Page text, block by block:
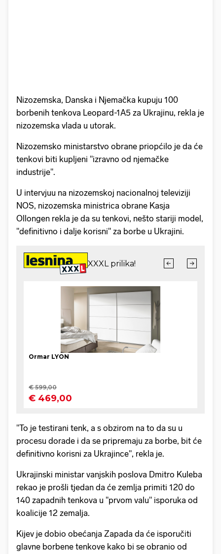
Nizozemska, Danska i Njemačka kupuju 100
borbenih tenkova Leopard-1A5 za Ukrajinu, rekla je
nizozemska vlada u utorak.
Nizozemsko ministarstvo obrane priopćilo je da će
tenkovi biti kupljeni "izravno od njemačke
industrije".
U intervjuu na nizozemskoj nacionalnoj televiziji
NOS, nizozemska ministrica obrane Kasja
Ollongen rekla je da su tenkovi, nešto stariji model,
"definitivno i dalje korisni" za borbe u Ukrajini.
"To je testirani tenk, a s obzirom na to da su u
procesu dorade i da se pripremaju za borbe, bit će
definitivno korisni za Ukrajince", rekla je.
Ukrajinski ministar vanjskih poslova Dmitro Kuleba
rekao je prošli tjedan da će zemlja primiti 120 do
140 zapadnih tenkova u "prvom valu" isporuka od
koalicije 12 zemalja.
Kijev je dobio obećanja Zapada da će isporučiti
glavne borbene tenkove kako bi se obranio od